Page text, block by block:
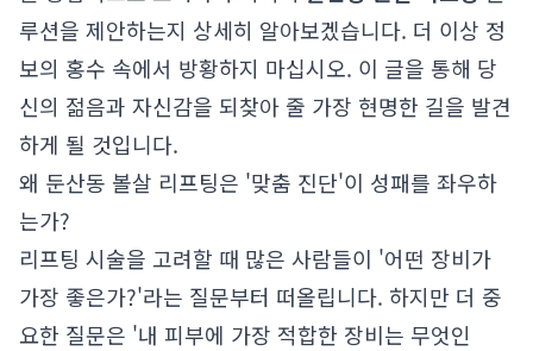
루션을 제안하는지 상세히 알아보겠습니다. 더 이상 정
보의 홍수 속에서 방황하지 마십시오. 이 글을 통해 당
신의 젊음과 자신감을 되찾아 줄 가장 현명한 길을 발견
하게 될 것입니다.
왜 둔산동 볼살 리프팅은 '맞춤 진단'이 성패를 좌우하
는가?
리프팅 시술을 고려할 때 많은 사람들이 '어떤 장비가
가장 좋은가?'라는 질문부터 떠올립니다. 하지만 더 중
요한 질문은 '내 피부에 가장 적합한 장비는 무엇인